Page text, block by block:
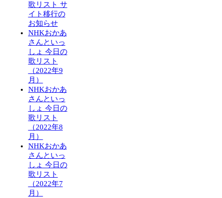
歌リスト サ
イト移行の
お知らせ
NHKおかあ
さんといっ
しょ 今日の
歌リスト
（2022年9
月）
NHKおかあ
さんといっ
しょ 今日の
歌リスト
（2022年8
月）
NHKおかあ
さんといっ
しょ 今日の
歌リスト
（2022年7
月）